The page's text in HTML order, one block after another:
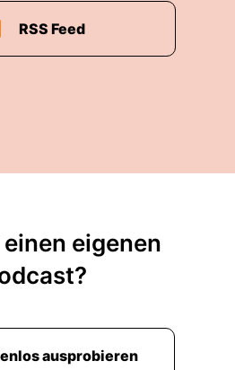
RSS Feed
eigenen
ausprobieren